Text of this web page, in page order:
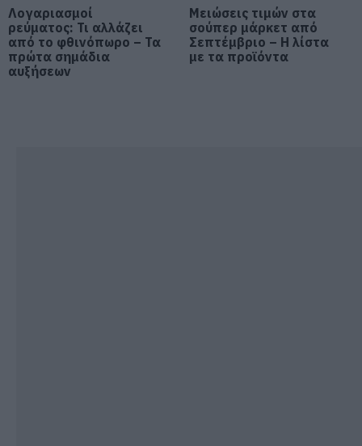
Μύκονος: Έψαχναν τσάντα και
Rolex αξίας 75.000 ευρώ – Η
ανακάλυψη κάτω από τα βράχια
05.08.2026 | 17:40
Λογαριασμοί
ρεύματος: Τι αλλάζει
από το φθινόπωρο – Τα
πρώτα σημάδια
αυξήσεων
Μειώσεις τιμών στα
σούπερ μάρκετ από
Σεπτέμβριο – Η λίστα
με τα προϊόντα